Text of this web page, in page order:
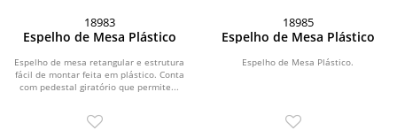
18983
Espelho de Mesa Plástico
Espelho de mesa retangular e estrutura
fácil de montar feita em plástico. Conta
com pedestal giratório que permite...
18985
Espelho de Mesa Plástico
Espelho de Mesa Plástico.